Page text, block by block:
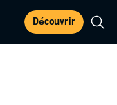
Découvrir